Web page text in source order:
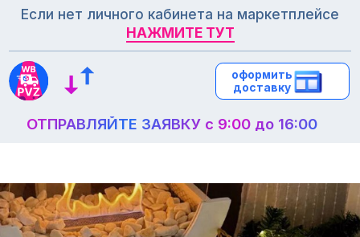
Если нет личного кабинета на маркетплейсе
НАЖМИТЕ ТУТ
оформить
доставку
НАЖМИТЕ ТУТ
оформить
доставку